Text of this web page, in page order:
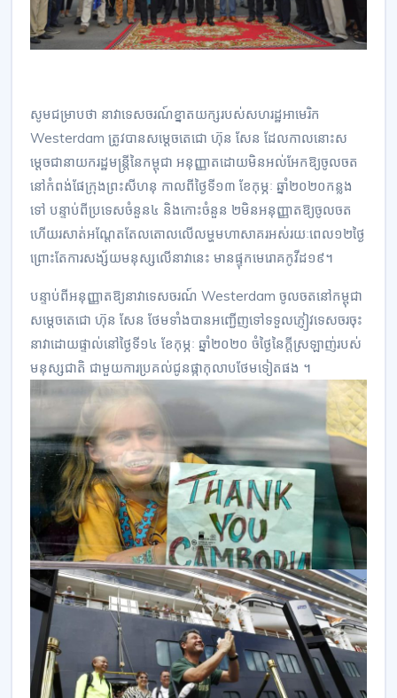
សូមជម្រាបថា នាវាទេសចរណ៍ខ្នាតយក្សរបស់សហរដ្ឋអាមេរិក
Westerdam ត្រូវបានសម្ដេចតេជោ ហ៊ុន សែន ដែលកាលនោះស
ម្តេចជានាយករដ្ឋមន្ត្រីនៃកម្ពុជា អនុញ្ញាតដោយមិនអល់អែកឱ្យចូលចត
នៅកំពង់ផែក្រុងព្រះសីហនុ កាលពីថ្ងៃទី១៣ ខែកុម្ភៈ ឆ្នាំ២០២០កន្លង
ទៅ បន្ទាប់ពីប្រទេសចំនួន៤ និងកោះចំនួន ២មិនអនុញ្ញាតឱ្យចូលចត
ហើយរសាត់អណ្តែតតែលតោលលើលម្ហមហាសាគរអស់រយៈពេល១២ថ្ងៃ
ព្រោះតែការសង្ស័យមនុស្សលើនាវានេះ មានផ្ទុកមេរោគកូវីដ១៩។
បន្ទាប់ពីអនុញ្ញាតឱ្យនាវាទេសចរណ៍ Westerdam ចូលចតនៅកម្ពុជា
សម្តេចតេជោ ហ៊ុន សែន ថែមទាំងបានអញ្ជើញទៅទទួលភ្ញៀវទេសចរចុះ
នាវាដោយផ្ទាល់នៅថ្ងៃទី១៤ ខែកុម្ភៈ ឆ្នាំ២០២០ ចំថ្ងៃនៃក្តីស្រឡាញ់របស់
មនុស្សជាតិ ជាមួយការប្រគល់ជូនផ្កាកុលាបថែមទៀតផង ។